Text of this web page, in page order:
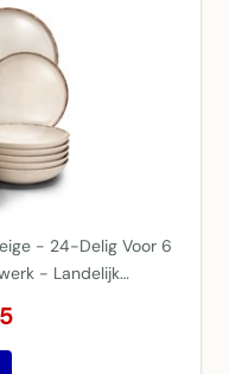
- 24-Delig Voor 6
- Landelijk…